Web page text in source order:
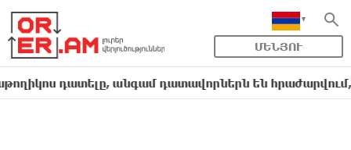
ՄԵՆՅՈՒ
դատելը, անգամ դատավորներն են հրաժարվում,